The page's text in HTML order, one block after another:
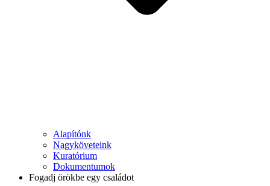
Alapítónk
Nagyköveteink
Kuratórium
Dokumentumok
Fogadj örökbe egy családot